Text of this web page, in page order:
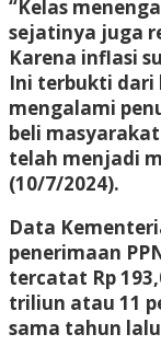
“Kelas
sejatinya juga
Karena inflasi
Ini terbukti dari
mengalami
beli
telah menjadi
(10/7/2024).
Data
penerimaan
tercatat Rp
triliun atau 11
sama tahun